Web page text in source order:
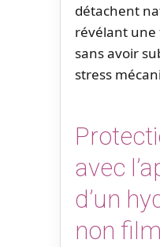
détachent
révélant une
sans avoir
stress
avec
d’un
non